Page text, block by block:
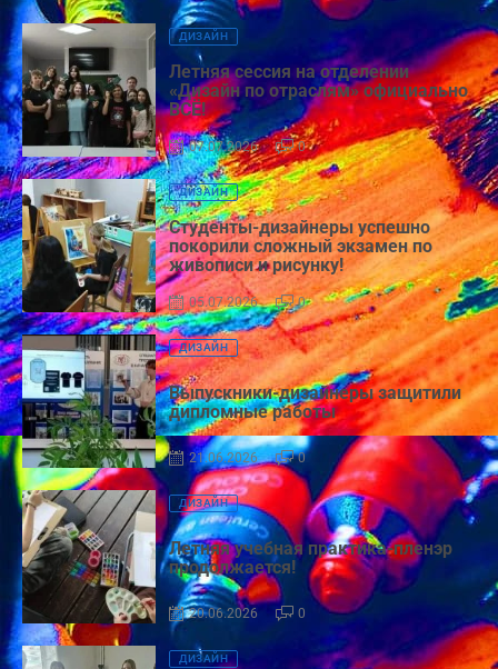
ДИЗАЙН
Летняя сессия на отделении
«Дизайн по отраслям» официально
ВСЁ!
07.07.2026 0
ДИЗАЙН
Студенты-дизайнеры успешно
покорили сложный экзамен по
живописи и рисунку!
05.07.2026 0
ДИЗАЙН
Выпускники-дизайнеры защитили
дипломные работы
21.06.2026 0
ДИЗАЙН
Летняя учебная практика-пленэр
продолжается!
20.06.2026 0
ДИЗАЙН